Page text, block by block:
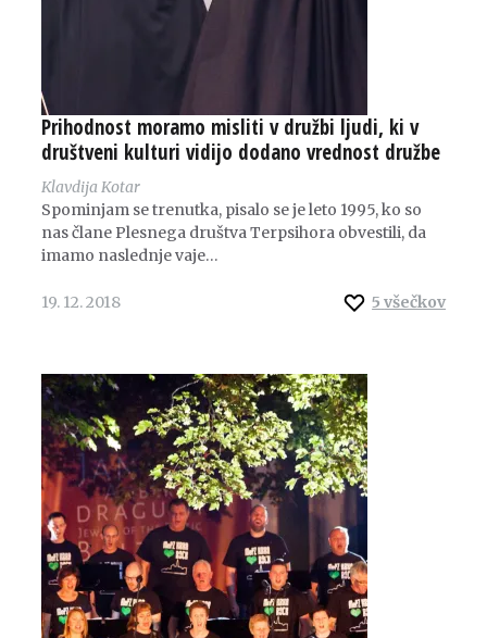
Prihodnost moramo misliti v družbi ljudi, ki v
društveni kulturi vidijo dodano vrednost družbe
Klavdija Kotar
Spominjam se trenutka, pisalo se je leto 1995, ko so
nas člane Plesnega društva Terpsihora obvestili, da
imamo naslednje vaje…
5 všečkov
19. 12. 2018